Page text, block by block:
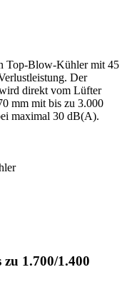
Top-Blow-Kühler mit 45
Der
direkt vom Lüfter
mm mit bis zu 3.000
maximal 30 dB(A).
1.700/1.400